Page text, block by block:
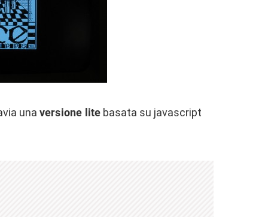
una versione lite basata su javascript